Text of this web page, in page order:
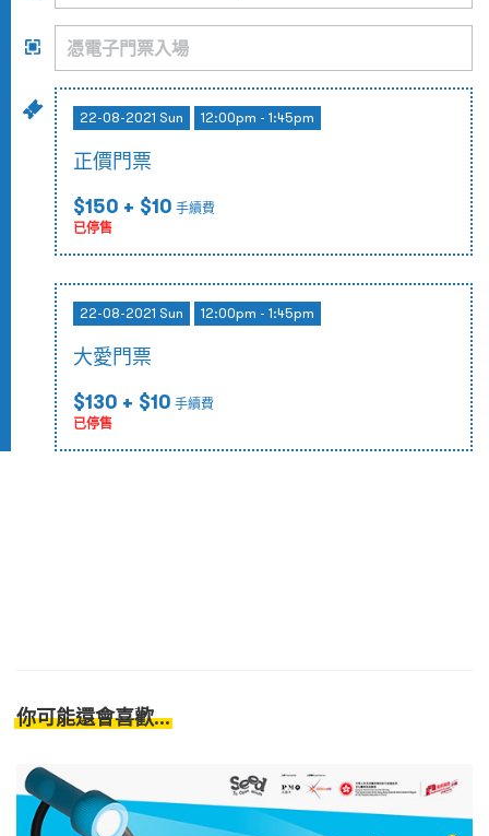
22-08-2021 Sun 12:00pm - 1:45pm
正價門票
$150 + $10 手續費
已停售
22-08-2021 Sun 12:00pm - 1:45pm
大愛門票
$130 + $10 手續費
已停售
你可能還會喜歡...